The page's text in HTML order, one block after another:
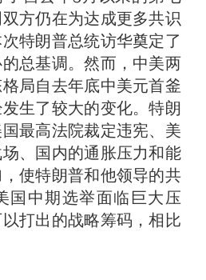
方仍在为达成更多共识
特朗普总统访华奠定了
总基调。然而，中美两
局自去年底中美元首釜
生了较大的变化。特朗
最高法院裁定违宪、美
、国内的通胀压力和能
使特朗普和他领导的共
国中期选举面临巨大压
打出的战略筹码，相比